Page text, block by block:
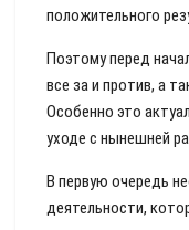
положительного
Поэтому перед
все за и против, а
Особенно это
уходе с нынешней
В первую очередь
деятельности,